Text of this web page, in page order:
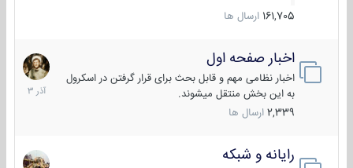
161,705 ارسال ها
اخبار صفحه اول
اخبار نظامی مهم و قابل بحث برای قرار گرفتن در اسکرول
به این بخش منتقل میشوند.
2,339 ارسال ها
7
آذر
1403
رایانه و شبکه
30